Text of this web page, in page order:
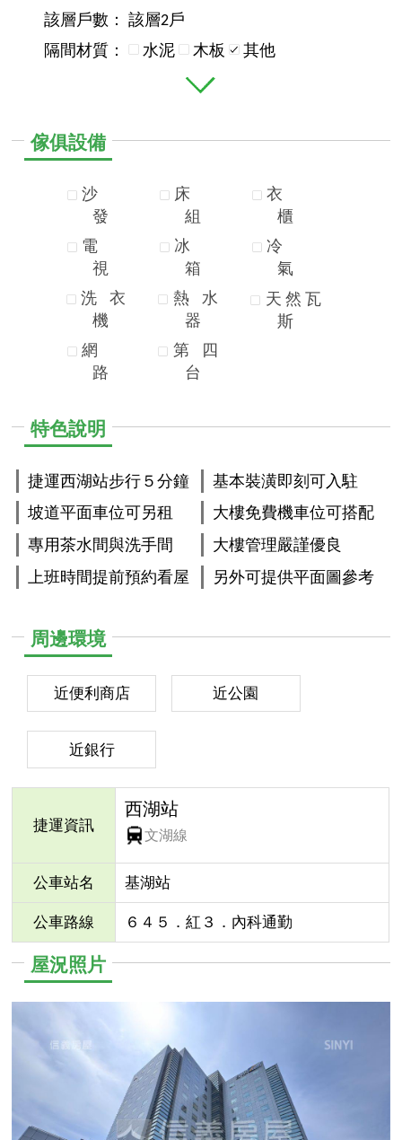
該層戶數：
該層2戶
隔間材質：
水泥 木板 其他
傢俱設備
沙
發
電
視
洗
衣
機
網
路
床
組
冰
箱
熱
水
器
第
四
台
衣
櫃
冷
氣
天 然 瓦
斯
特色說明
捷運西湖站步行５分鐘
坡道平面車位可另租
專用茶水間與洗手間
上班時間提前預約看屋
基本裝潢即刻可入駐
大樓免費機車位可搭配
大樓管理嚴謹優良
另外可提供平面圖參考
周邊環境
近便利商店 近公園
近銀行
捷運資訊
西湖站
文湖線
公車站名 基湖站
公車路線 ６４５．紅３．內科通勤
屋況照片